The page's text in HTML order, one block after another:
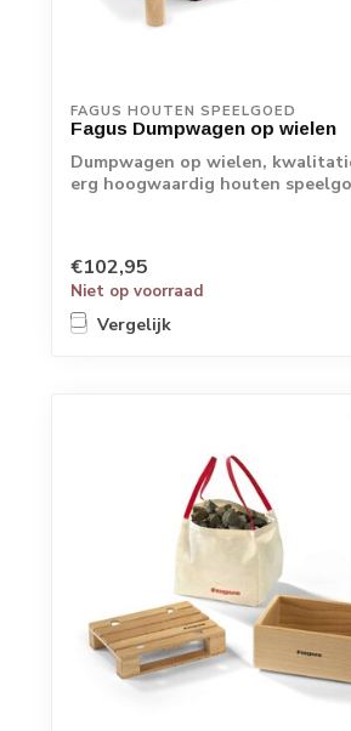
FAGUS HOUTEN SPEELGOED
Fagus Dumpwagen op wielen
Dumpwagen op wielen,
erg hoogwaardig houten
€102,95
Niet op voorraad
Vergelijk